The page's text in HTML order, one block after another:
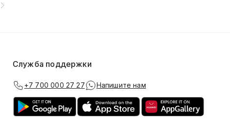
Служба поддержки
+7 700 000 27 27 Напишите нам